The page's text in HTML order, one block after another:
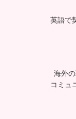
英語で
海外
コミュ